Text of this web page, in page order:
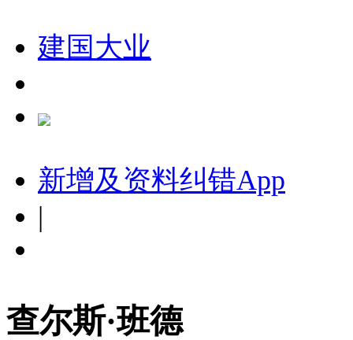
建国大业
新增及资料纠错App
|
查尔斯·班德